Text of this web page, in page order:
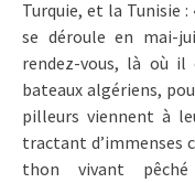
Turquie, et la Tunisie
se déroule en mai-
rendez-vous, là où
bateaux algériens,
pilleurs viennent à
tractant d’immenses
thon vivant